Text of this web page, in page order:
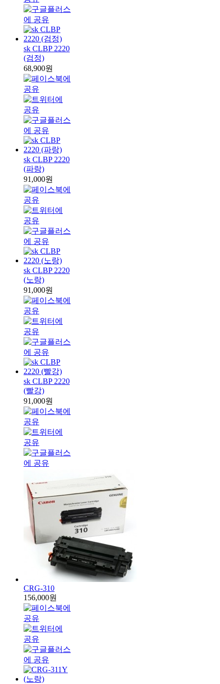
sk CLBP 2220
(검정)
68,900원
sk CLBP 2220
(파랑)
91,000원
sk CLBP 2220
(노랑)
91,000원
sk CLBP 2220
(빨강)
91,000원
CRG-310
156,000원